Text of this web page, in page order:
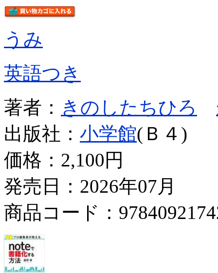
うみ
英語つき
著者： きのしたちひろ
出版社： 小学館(Ｂ４)
価格： 2,100円
発売日：2026年07月
商品コード：